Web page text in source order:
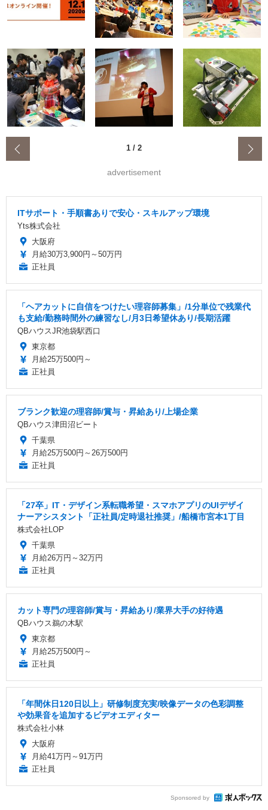
1 / 2
advertisement
ITサポート・手順書ありで安心・スキルアップ環境
Yts株式会社
大阪府
月給30万3,900円～50万円
正社員
「ヘアカットに自信をつけたい理容師募集」/1分単位で残業代
も支給/勤務時間外の練習なし/月3日希望休あり/長期活躍
QBハウスJR池袋駅西口
東京都
月給25万500円～
正社員
ブランク歓迎の理容師/賞与・昇給あり/上場企業
QBハウス津田沼ビート
千葉県
月給25万500円～26万500円
正社員
「27卒」IT・デザイン系転職希望・スマホアプリのUIデザイ
ナーアシスタント「正社員/定時退社推奨」/船橋市宮本1丁目
株式会社LOP
千葉県
月給26万円～32万円
正社員
カット専門の理容師/賞与・昇給あり/業界大手の好待遇
QBハウス鵜の木駅
東京都
月給25万500円～
正社員
「年間休日120日以上」研修制度充実/映像データの色彩調整
や効果音を追加するビデオエディター
株式会社小林
大阪府
月給41万円～91万円
正社員
Sponsored by